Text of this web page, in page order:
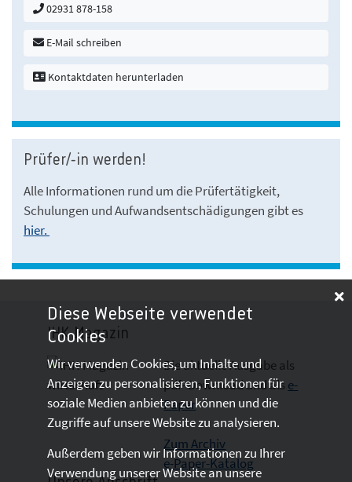
02931 878-158
E-Mail schreiben
Kontaktdaten herunterladen
Prüfer/-in werden!
Alle Informationen rund um die Prüfertätigkeit,
Schulungen und Aufwandsentschädigungen gibt es
hier.
IHK-Magazin
Die aktuelle Ausgabe als
pdf- Downloadund als e-
Paper
Zum Archiv
e-Paper-Katalog
Diese Webseite verwendet
Cookies
Wir verwenden Cookies, um Inhalte und
Anzeigen zu personalisieren, Funktionen für
soziale Medien anbieten zu können und die
Zugriffe auf unsere Website zu analysieren.
Außerdem geben wir Informationen zu Ihrer
Verwendung unserer Website an unsere